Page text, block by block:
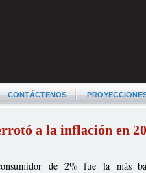
CONTÁCTENOS
a la inflación en
de 2% fue la más